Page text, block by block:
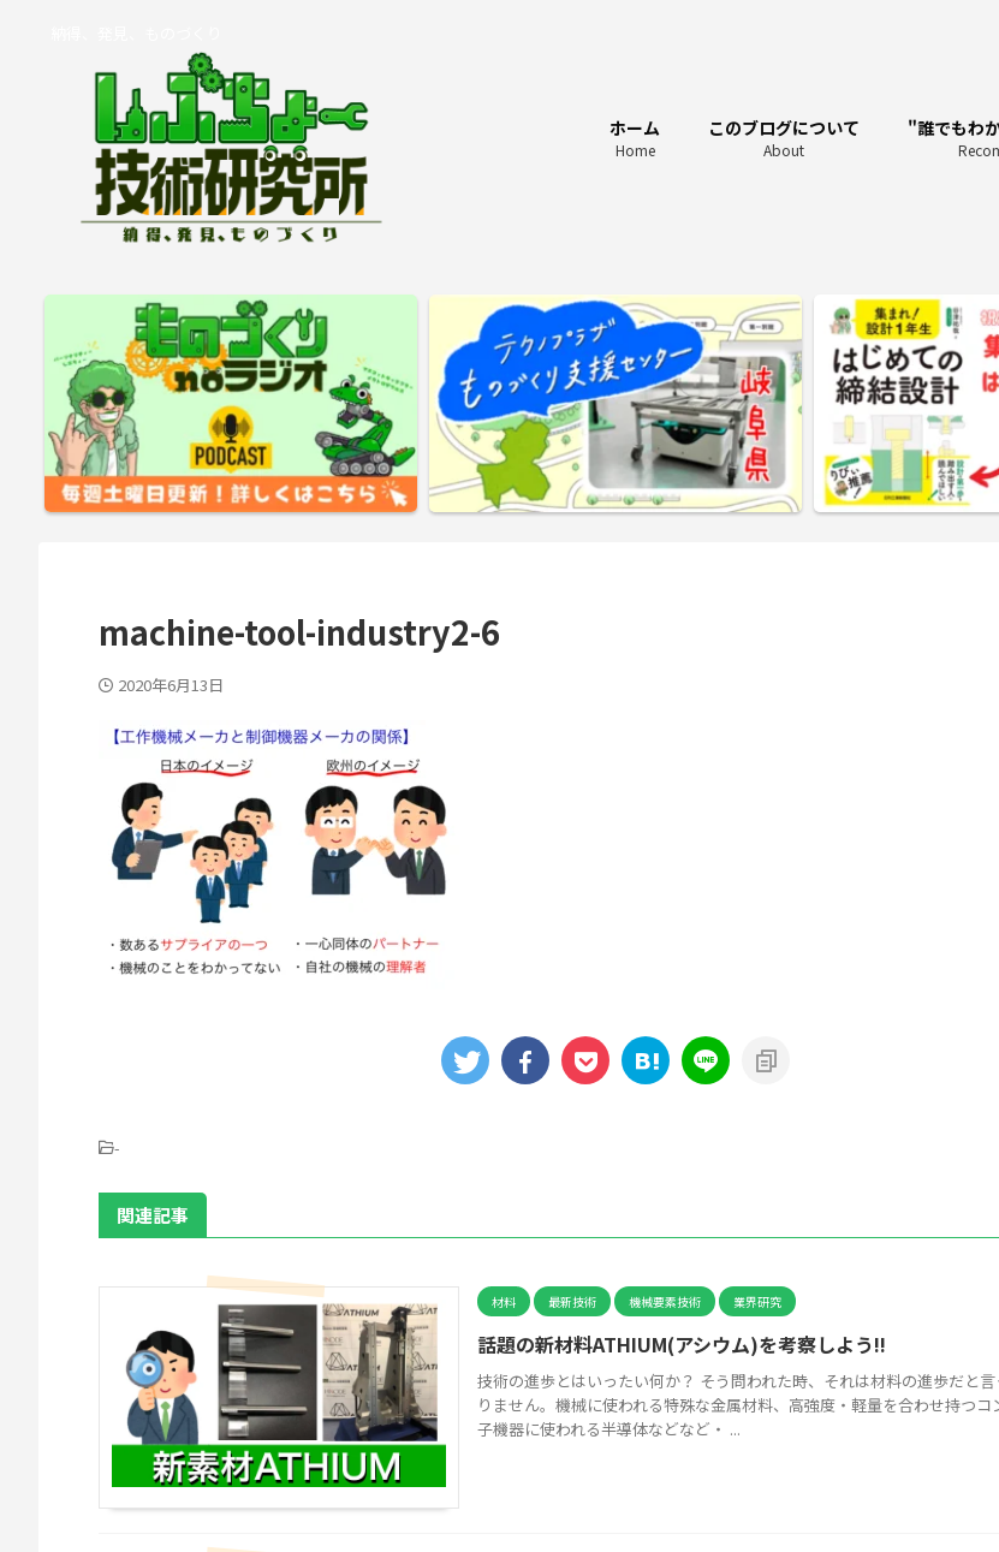
ホーム
Home
このブログについて
About
"誰でもわ
machine-tool-industry2-6
2020年6月13日
-
関連記事
材料 最新技術 機械要素技術 業界研究
話題の新材料ATHIUM(アシウム)を考察しよう!!
技術の進歩とはいったい何か？ そう問われた時、それは材料の進歩だと言
りません。機械に使われる特殊な金属材料、高強度・軽量を合わせ持つ
子機器に使われる半導体などなど・ ...